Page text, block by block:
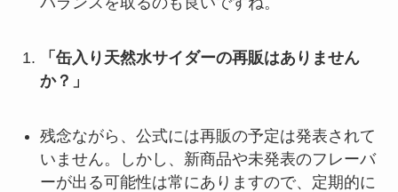
「缶入り天然水サイダーの再販はありません
か？」
残念ながら、公式には再販の予定は発表されて
いません。しかし、新商品や未発表のフレーバ
ーが出る可能性は常にありますので、定期的に